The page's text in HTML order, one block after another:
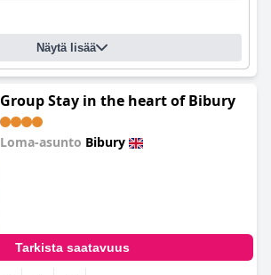
Näytä lisää
Group Stay in the heart of Bibury
Loma-asunto Bibury
Tarkista saatavuus